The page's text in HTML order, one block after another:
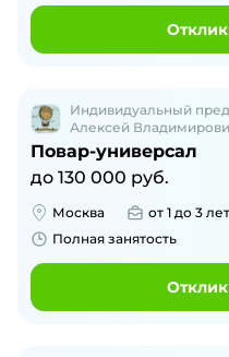
Индивидуальный
Алексей
Повар-универсал
до 130 000 руб.
Москва от 1 до 3 лет
Полная занятость